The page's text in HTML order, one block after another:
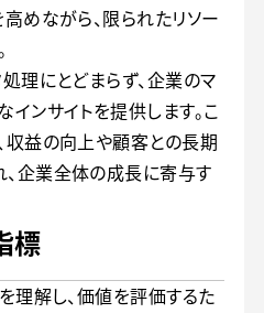
めながら、限られたリソー
理にとどまらず、企業のマ
ンサイトを提供します。こ
収益の向上や顧客との長期
企業全体の成長に寄与す
標
理解し、価値を評価するた